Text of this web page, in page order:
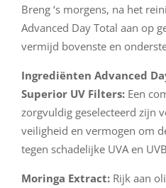
Breng ‘s morgens, na het
Advanced Day Total aan op
vermijd bovenste en
Ingrediënten Advanced
Superior UV Filters: Een
zorgvuldig geselecteerd zijn
veiligheid en vermogen om
tegen schadelijke UVA en
Moringa Extract: Rijk aan